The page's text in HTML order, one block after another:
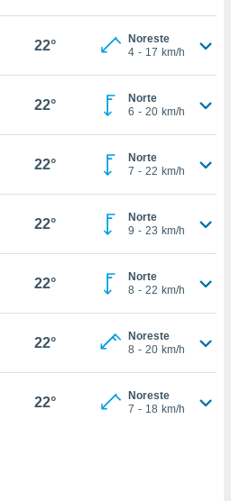
22°
Noreste
4 - 17 km/h
22°
Norte
6 - 20 km/h
22°
Norte
7 - 22 km/h
22°
Norte
9 - 23 km/h
22°
Norte
8 - 22 km/h
22°
Noreste
8 - 20 km/h
22°
Noreste
7 - 18 km/h